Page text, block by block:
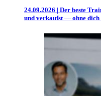
24.09.2026 | Der beste
und verkaufst — ohne dich